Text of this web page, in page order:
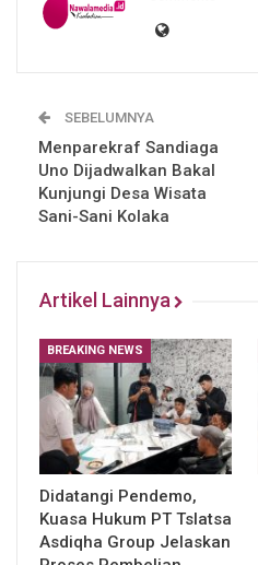
SEBELUMNYA
Menparekraf Sandiaga
Uno Dijadwalkan Bakal
Kunjungi Desa Wisata
Sani-Sani Kolaka
Artikel Lainnya
BREAKING NEWS
Didatangi Pendemo,
Kuasa Hukum PT Tslatsa
Asdiqha Group Jelaskan